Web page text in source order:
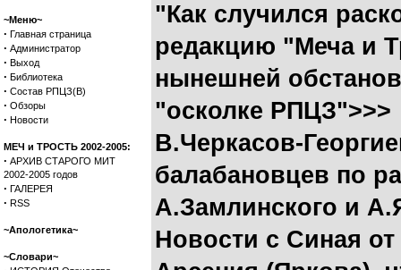
~Меню~
· Главная страница
· Администратор
· Выход
· Библиотека
· Состав РПЦЗ(В)
· Обзоры
· Новости
МЕЧ и ТРОСТЬ 2002-2005:
· АРХИВ СТАРОГО МИТ
2002-2005 годов
· ГАЛЕРЕЯ
· RSS
~Апологетика~
~Словари~
"Как случился
редакцию "Меча и
нынешней
"осколке РПЦЗ">>>
В.Черкасов-
балабановцев по
А.Замлинского и
Новости с Синая